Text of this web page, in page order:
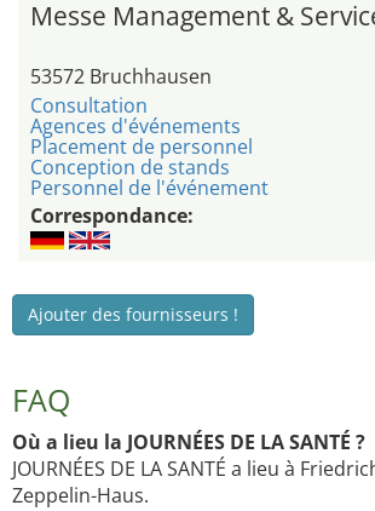
Messe Management &
53572 Bruchhausen
Consultation
Agences d'événements
Placement de personnel
Conception de stands
Personnel de l'événement
Correspondance:
Ajouter des fournisseurs !
FAQ
Où a lieu la JOURNÉES DE LA SANTÉ ?
JOURNÉES DE LA SANTÉ a lieu à
Zeppelin-Haus.